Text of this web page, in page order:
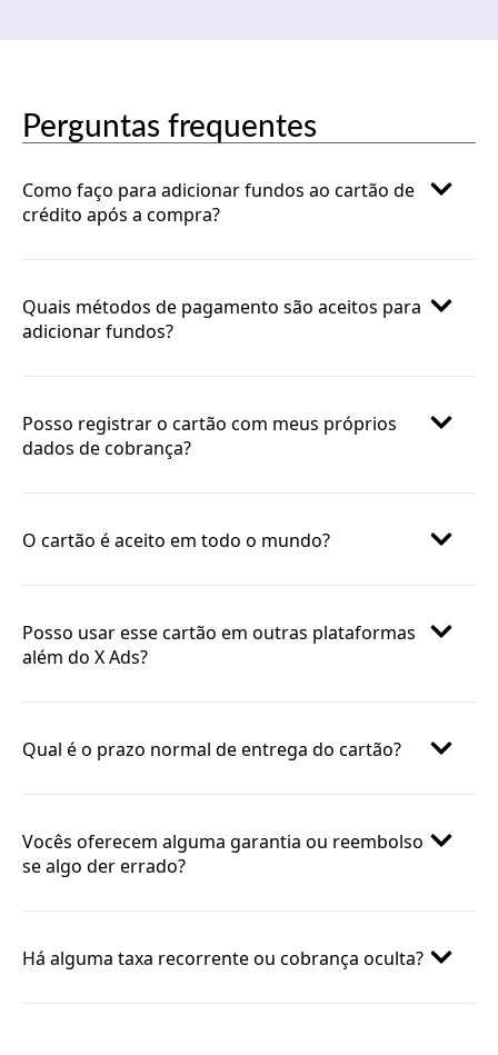
Perguntas frequentes
Como faço para adicionar fundos ao cartão de
crédito após a compra?
Quais métodos de pagamento são aceitos para
adicionar fundos?
Posso registrar o cartão com meus próprios
dados de cobrança?
O cartão é aceito em todo o mundo?
Posso usar esse cartão em outras plataformas
além do X Ads?
Qual é o prazo normal de entrega do cartão?
Vocês oferecem alguma garantia ou reembolso
se algo der errado?
Há alguma taxa recorrente ou cobrança oculta?